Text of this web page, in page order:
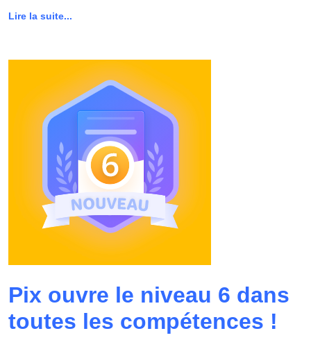
Lire la suite...
Pix ouvre le niveau 6 dans
toutes les compétences !